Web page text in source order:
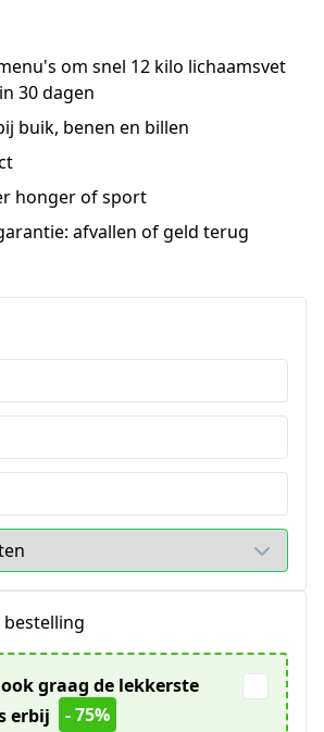
om snel 12 kilo lichaamsvet
30 dagen
buik, benen en billen
honger of sport
afvallen of geld terug
bestelling
graag de lekkerste
erbij
- 75%